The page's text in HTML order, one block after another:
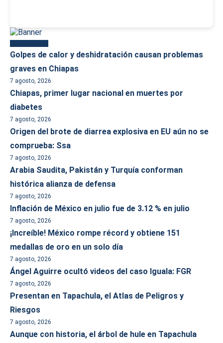
Golpes de calor y deshidratación causan problemas
graves en Chiapas
7 agosto, 2026
Chiapas, primer lugar nacional en muertes por
diabetes
7 agosto, 2026
Origen del brote de diarrea explosiva en EU aún no se
comprueba: Ssa
7 agosto, 2026
Arabia Saudita, Pakistán y Turquía conforman
histórica alianza de defensa
7 agosto, 2026
Inflación de México en julio fue de 3.12 % en julio
7 agosto, 2026
¡Increíble! México rompe récord y obtiene 151
medallas de oro en un solo día
7 agosto, 2026
Ángel Aguirre ocultó videos del caso Iguala: FGR
7 agosto, 2026
Presentan en Tapachula, el Atlas de Peligros y
Riesgos
7 agosto, 2026
Aunque con historia, el árbol de hule en Tapachula